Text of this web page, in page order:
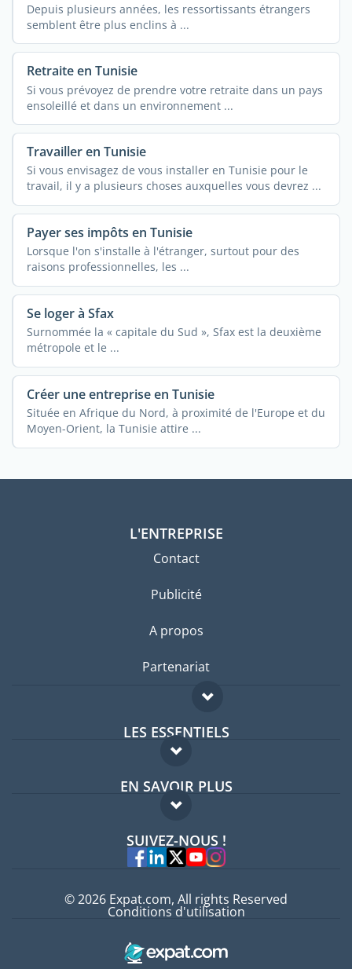
Depuis plusieurs années, les ressortissants étrangers
semblent être plus enclins à ...
Retraite en Tunisie
Si vous prévoyez de prendre votre retraite dans un pays
ensoleillé et dans un environnement ...
Travailler en Tunisie
Si vous envisagez de vous installer en Tunisie pour le
travail, il y a plusieurs choses auxquelles vous devrez ...
Payer ses impôts en Tunisie
Lorsque l'on s'installe à l'étranger, surtout pour des
raisons professionnelles, les ...
Se loger à Sfax
Surnommée la « capitale du Sud », Sfax est la deuxième
métropole et le ...
Créer une entreprise en Tunisie
Située en Afrique du Nord, à proximité de l'Europe et du
Moyen-Orient, la Tunisie attire ...
L'ENTREPRISE
Contact
Publicité
A propos
Partenariat
LES ESSENTIELS
Forum expatriés
Guides pays
EN SAVOIR PLUS
FAQ
Experts
SUIVEZ-NOUS !
© 2026 Expat.com, All rights Reserved
Conditions d'utilisation